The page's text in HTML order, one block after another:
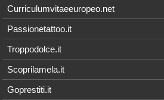
Curriculumvitaeeuropeo.net
Passionetattoo.it
Troppodolce.it
Scoprilamela.it
Goprestiti.it